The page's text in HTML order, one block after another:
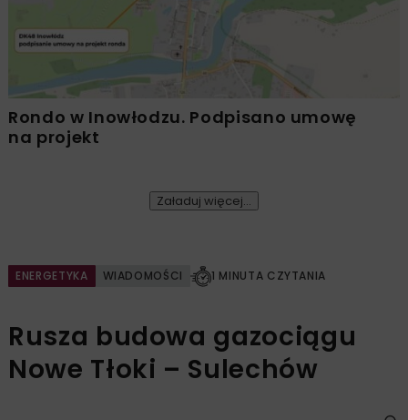
Rondo w Inowłodzu. Podpisano umowę
na projekt
Załaduj więcej...
ENERGETYKA WIADOMOŚCI 1 MINUTA CZYTANIA
Rusza budowa gazociągu
Nowe Tłoki – Sulechów